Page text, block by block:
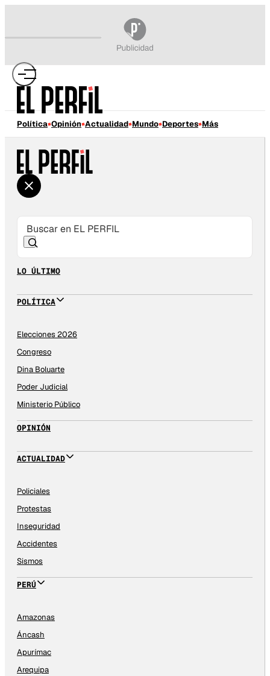
Política Opinión Actualidad Mundo Deportes Más
LO ÚLTIMO
POLÍTICA
Elecciones 2026
Congreso
Dina Boluarte
Poder Judicial
Ministerio Público
OPINIÓN
ACTUALIDAD
Policiales
Protestas
Inseguridad
Accidentes
Sismos
PERÚ
Amazonas
Áncash
Apurímac
Arequipa